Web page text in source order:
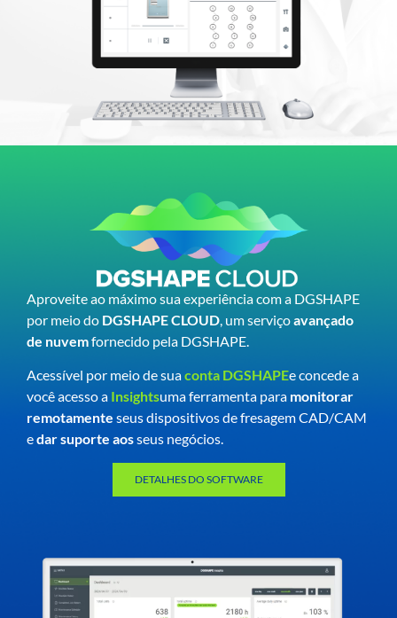
Aproveite ao máximo sua experiência com a DGSHAPE
por meio do DGSHAPE CLOUD, um serviçoavançado
de nuvemfornecido pela DGSHAPE.
Acessível por meio de suaconta DGSHAPEe concede a
você acesso a Insightsuma ferramenta para monitorar
remotamente seus dispositivos de fresagem CAD/CAM
edar suporte aosseus negócios.
DETALHES DO SOFTWARE